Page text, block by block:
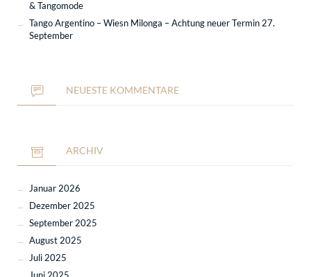
& Tangomode
Tango Argentino – Wiesn Milonga – Achtung neuer Termin 27.
September
NEUESTE KOMMENTARE
ARCHIV
Januar 2026
Dezember 2025
September 2025
August 2025
Juli 2025